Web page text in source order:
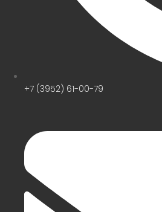
+7 (3952) 61-00-79